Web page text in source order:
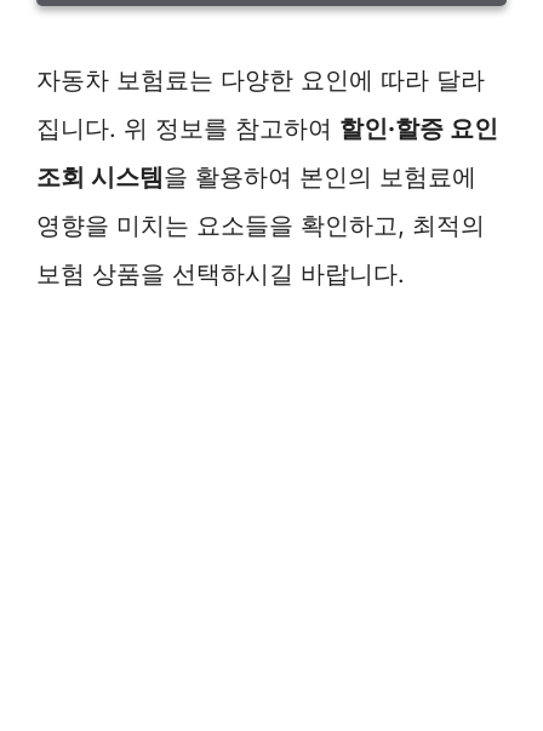
자동차 보험료는 다양한 요인에 따라 달라
집니다. 위 정보를 참고하여 할인·할증 요인
조회 시스템을 활용하여 본인의 보험료에
영향을 미치는 요소들을 확인하고, 최적의
보험 상품을 선택하시길 바랍니다.